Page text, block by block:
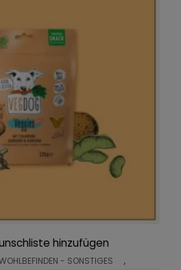
hinzufügen
- SONSTIGES ,